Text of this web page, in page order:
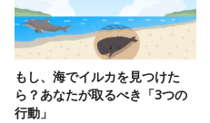
もし、海でイルカを見つけた
ら？あなたが取るべき「3つの
行動」